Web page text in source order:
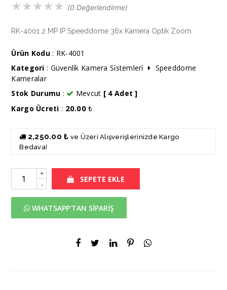
★ ★ ★ ★ ★ (0 Değerlendirme)
RK-4001 2 MP IP Speeddome 36x Kamera Optik Zoom
Ürün Kodu: RK-4001
Kategori : Güvenli̇k Kamera Si̇stemleri̇
Speeddome
Kameralar
Stok Durumu : Mevcut [ 4 Adet ]
Kargo Ücreti : 20.00 ₺
2,250.00 ₺ ve Üzeri Alışverişlerinizde Kargo
Bedava!
+
-
SEPETE EKLE
WHATSAPP'TAN SİPARİŞ